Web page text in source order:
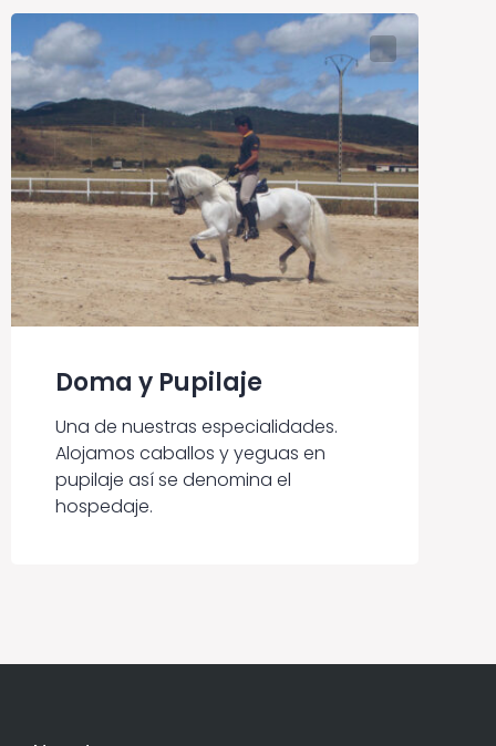
Doma y Pupilaje
Una de nuestras especialidades.
Alojamos caballos y yeguas en
pupilaje así se denomina el
hospedaje.